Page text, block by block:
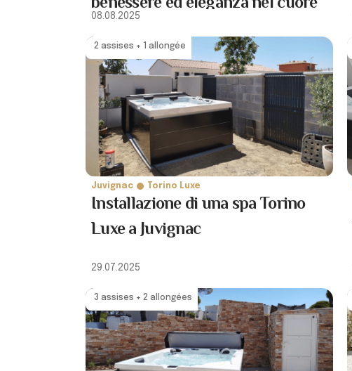
08.08.2025
2 assises + 1 allongée
Juvignac Torino Luxe
Installazione di una spa Torino
Luxe a Juvignac
29.07.2025
3 assises + 2 allongées